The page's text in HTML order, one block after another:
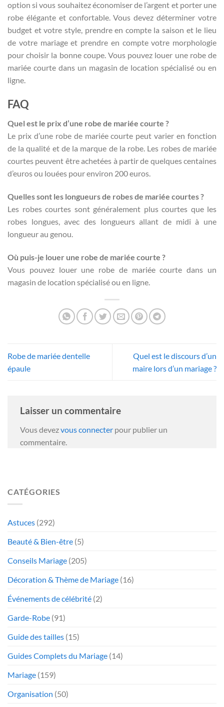
option si vous souhaitez économiser de l’argent et porter une
robe élégante et confortable. Vous devez déterminer votre
budget et votre style, prendre en compte la saison et le lieu
de votre mariage et prendre en compte votre morphologie
pour choisir la bonne coupe. Vous pouvez louer une robe de
mariée courte dans un magasin de location spécialisé ou en
ligne.
FAQ
Quel est le prix d’une robe de mariée courte ?
Le prix d’une robe de mariée courte peut varier en fonction
de la qualité et de la marque de la robe. Les robes de mariée
courtes peuvent être achetées à partir de quelques centaines
d’euros ou louées pour environ 200 euros.
Quelles sont les longueurs de robes de mariée courtes ?
Les robes courtes sont généralement plus courtes que les
robes longues, avec des longueurs allant de midi à une
longueur au genou.
Où puis-je louer une robe de mariée courte ?
Vous pouvez louer une robe de mariée courte dans un
magasin de location spécialisé ou en ligne.
Robe de mariée dentelle
épaule
Quel est le discours d’un
maire lors d’un mariage ?
Laisser un commentaire
Vous devezvous connecter pour publier un
commentaire.
CATÉGORIES
Astuces (292)
Beauté & Bien-être (5)
Conseils Mariage (205)
Décoration & Thème de Mariage (16)
Événements de célébrité (2)
Garde-Robe (91)
Guide des tailles (15)
Guides Complets du Mariage (14)
Mariage (159)
Organisation (50)